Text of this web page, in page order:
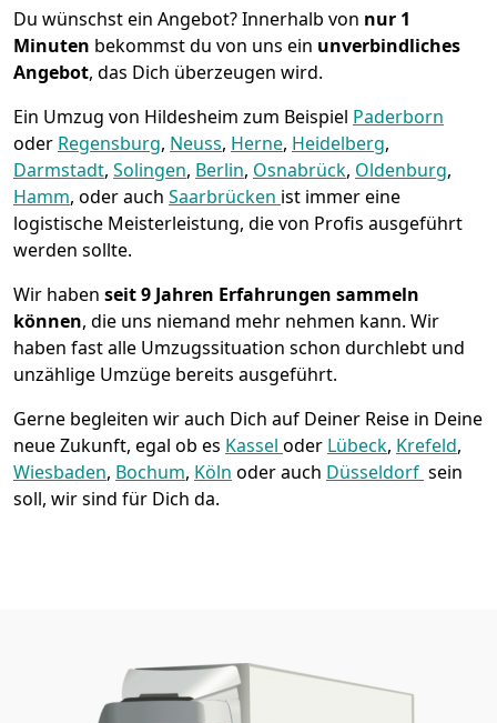
Du wünschst ein Angebot? Innerhalb von nur 1
Minuten bekommst du von uns ein unverbindliches
Angebot, das Dich überzeugen wird.
Ein Umzug von Hildesheim zum Beispiel Paderborn
oder Regensburg, Neuss, Herne, Heidelberg,
Darmstadt, Solingen, Berlin, Osnabrück, Oldenburg,
Hamm, oder auch Saarbrücken ist immer eine
logistische Meisterleistung, die von Profis ausgeführt
werden sollte.
Wir haben seit9 Jahren Erfahrungen sammeln
können, die uns niemand mehr nehmen kann. Wir
haben fast alle Umzugssituation schon durchlebt und
unzählige Umzüge bereits ausgeführt.
Gerne begleiten wir auch Dich auf Deiner Reise in Deine
neue Zukunft, egal ob es Kassel oder Lübeck, Krefeld,
Wiesbaden, Bochum, Köln oder auch Düsseldorf sein
soll, wir sind für Dich da.